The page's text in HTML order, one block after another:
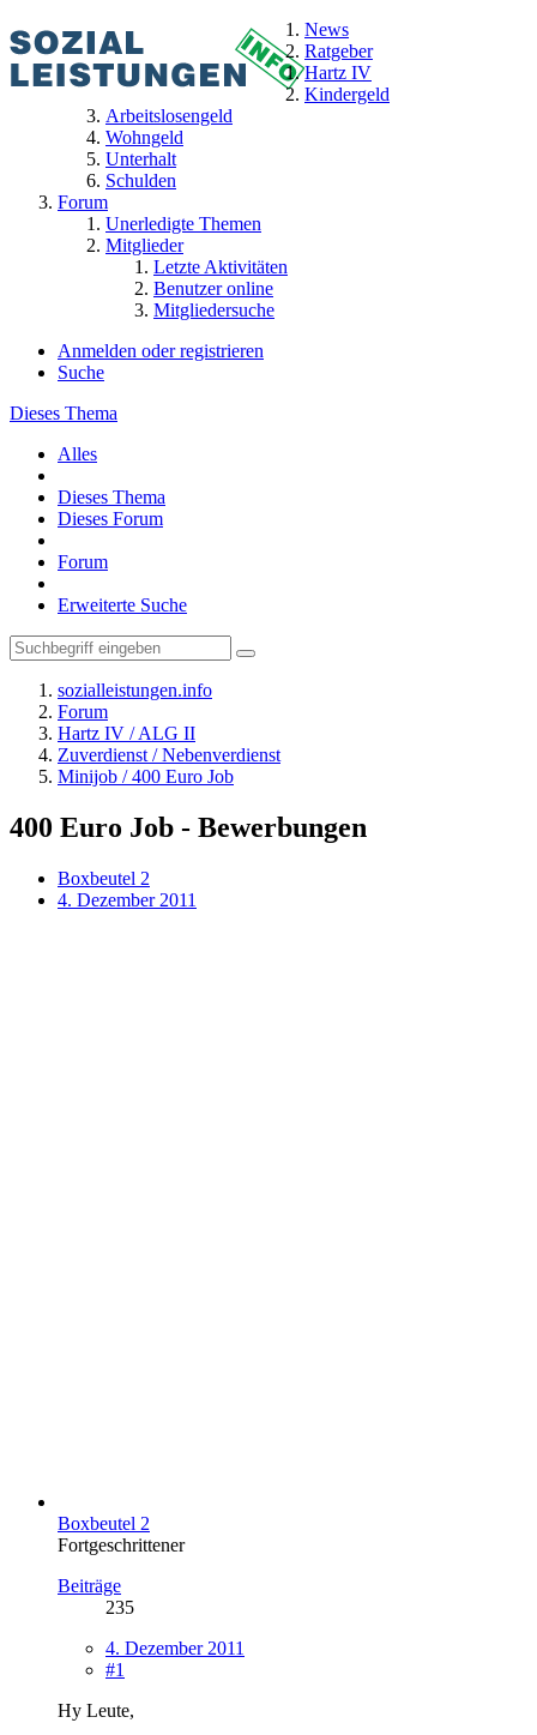
News
Ratgeber
Hartz IV
Kindergeld
Arbeitslosengeld
Wohngeld
Unterhalt
Schulden
Forum
Unerledigte Themen
Mitglieder
Letzte Aktivitäten
Benutzer online
Mitgliedersuche
Anmelden oder registrieren
Suche
Dieses Thema
Alles
Dieses Thema
Dieses Forum
Forum
Erweiterte Suche
sozialleistungen.info
Forum
Hartz IV / ALG II
Zuverdienst / Nebenverdienst
Minijob / 400 Euro Job
400 Euro Job - Bewerbungen
Boxbeutel 2
4. Dezember 2011
Boxbeutel 2
Fortgeschrittener
Beiträge
235
4. Dezember 2011
#1
Hy Leute,